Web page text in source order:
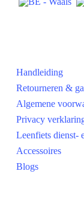
Handleiding
Retourneren &
Algemene
Privacy
Leenfiets dienst-
Accessoires
Blogs